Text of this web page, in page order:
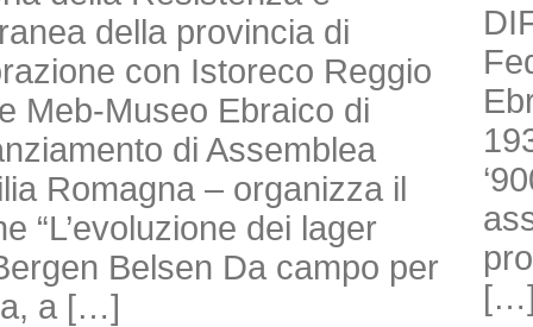
della provincia di
con Istoreco Reggio
Meb-Museo Ebraico di
di Assemblea
Romagna – organizza il
“L’evoluzione dei lager
Belsen Da campo per
a […]